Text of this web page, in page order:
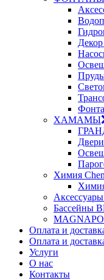
ХАМАМЫ
Химия
Бассейны
Оплата и
Оплата и
Услуги
О нас
Контакты